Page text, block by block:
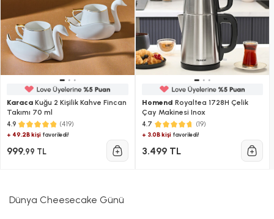
Karaca Kuğu 2 Kişilik Kahve Fincan
Takımı 70 ml
4.9 (419)
+ 49.2B kişi favoriledi!
999,99 TL
Homend Royaltea 1728H Çelik
Çay Makinesi Inox
4.7 (19)
+ 3.0B kişifavoriledi!
3.499 TL
Dünya Cheesecake Günü